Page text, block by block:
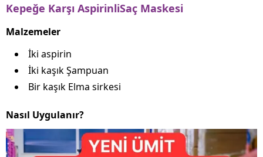
Kepeğe Karşı AspirinliSaç Maskesi
Malzemeler
İki aspirin
İki kaşık Şampuan
Bir kaşık Elma sirkesi
Nasıl Uygulanır?